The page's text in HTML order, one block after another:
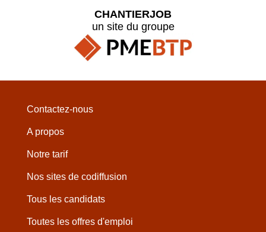
CHANTIERJOB
un site du groupe
Contactez-nous
A propos
Notre tarif
Nos sites de codiffusion
Tous les candidats
Toutes les offres d'emploi